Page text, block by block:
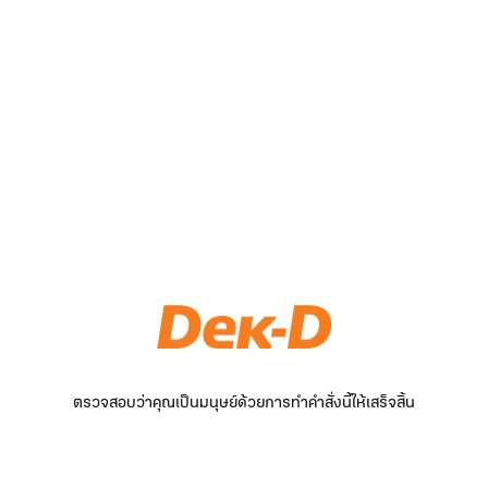
ตรวจสอบว่าคุณเป็นมนุษย์ด้วยการทำคำสั่งนี้ให้เสร็จสิ้น